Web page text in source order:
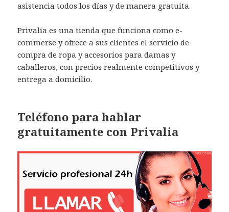
asistencia todos los días y de manera gratuita.
Privalia es una tienda que funciona como e-
commerse y ofrece a sus clientes el servicio de
compra de ropa y accesorios para damas y
caballeros, con precios realmente competitivos y
entrega a domicilio.
Teléfono para hablar
gratuitamente con Privalia